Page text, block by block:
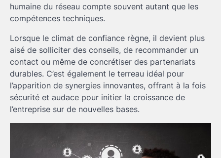
humaine du réseau compte souvent autant que les
compétences techniques.
Lorsque le climat de confiance règne, il devient plus
aisé de solliciter des conseils, de recommander un
contact ou même de concrétiser des partenariats
durables. C’est également le terreau idéal pour
l’apparition de synergies innovantes, offrant à la fois
sécurité et audace pour initier la croissance de
l’entreprise sur de nouvelles bases.